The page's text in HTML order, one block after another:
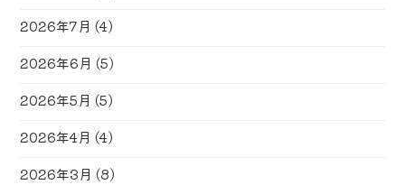
2026年7月 (4)
2026年6月 (5)
2026年5月 (5)
2026年4月 (4)
2026年3月 (8)